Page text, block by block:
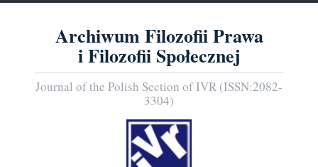
Archiwum Filozofii Prawa
i Filozofii Społecznej
Journal of the Polish Section of IVR (ISSN:2082-
3304)